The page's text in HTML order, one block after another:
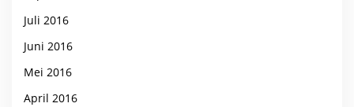
Juli 2016
Juni 2016
Mei 2016
April 2016